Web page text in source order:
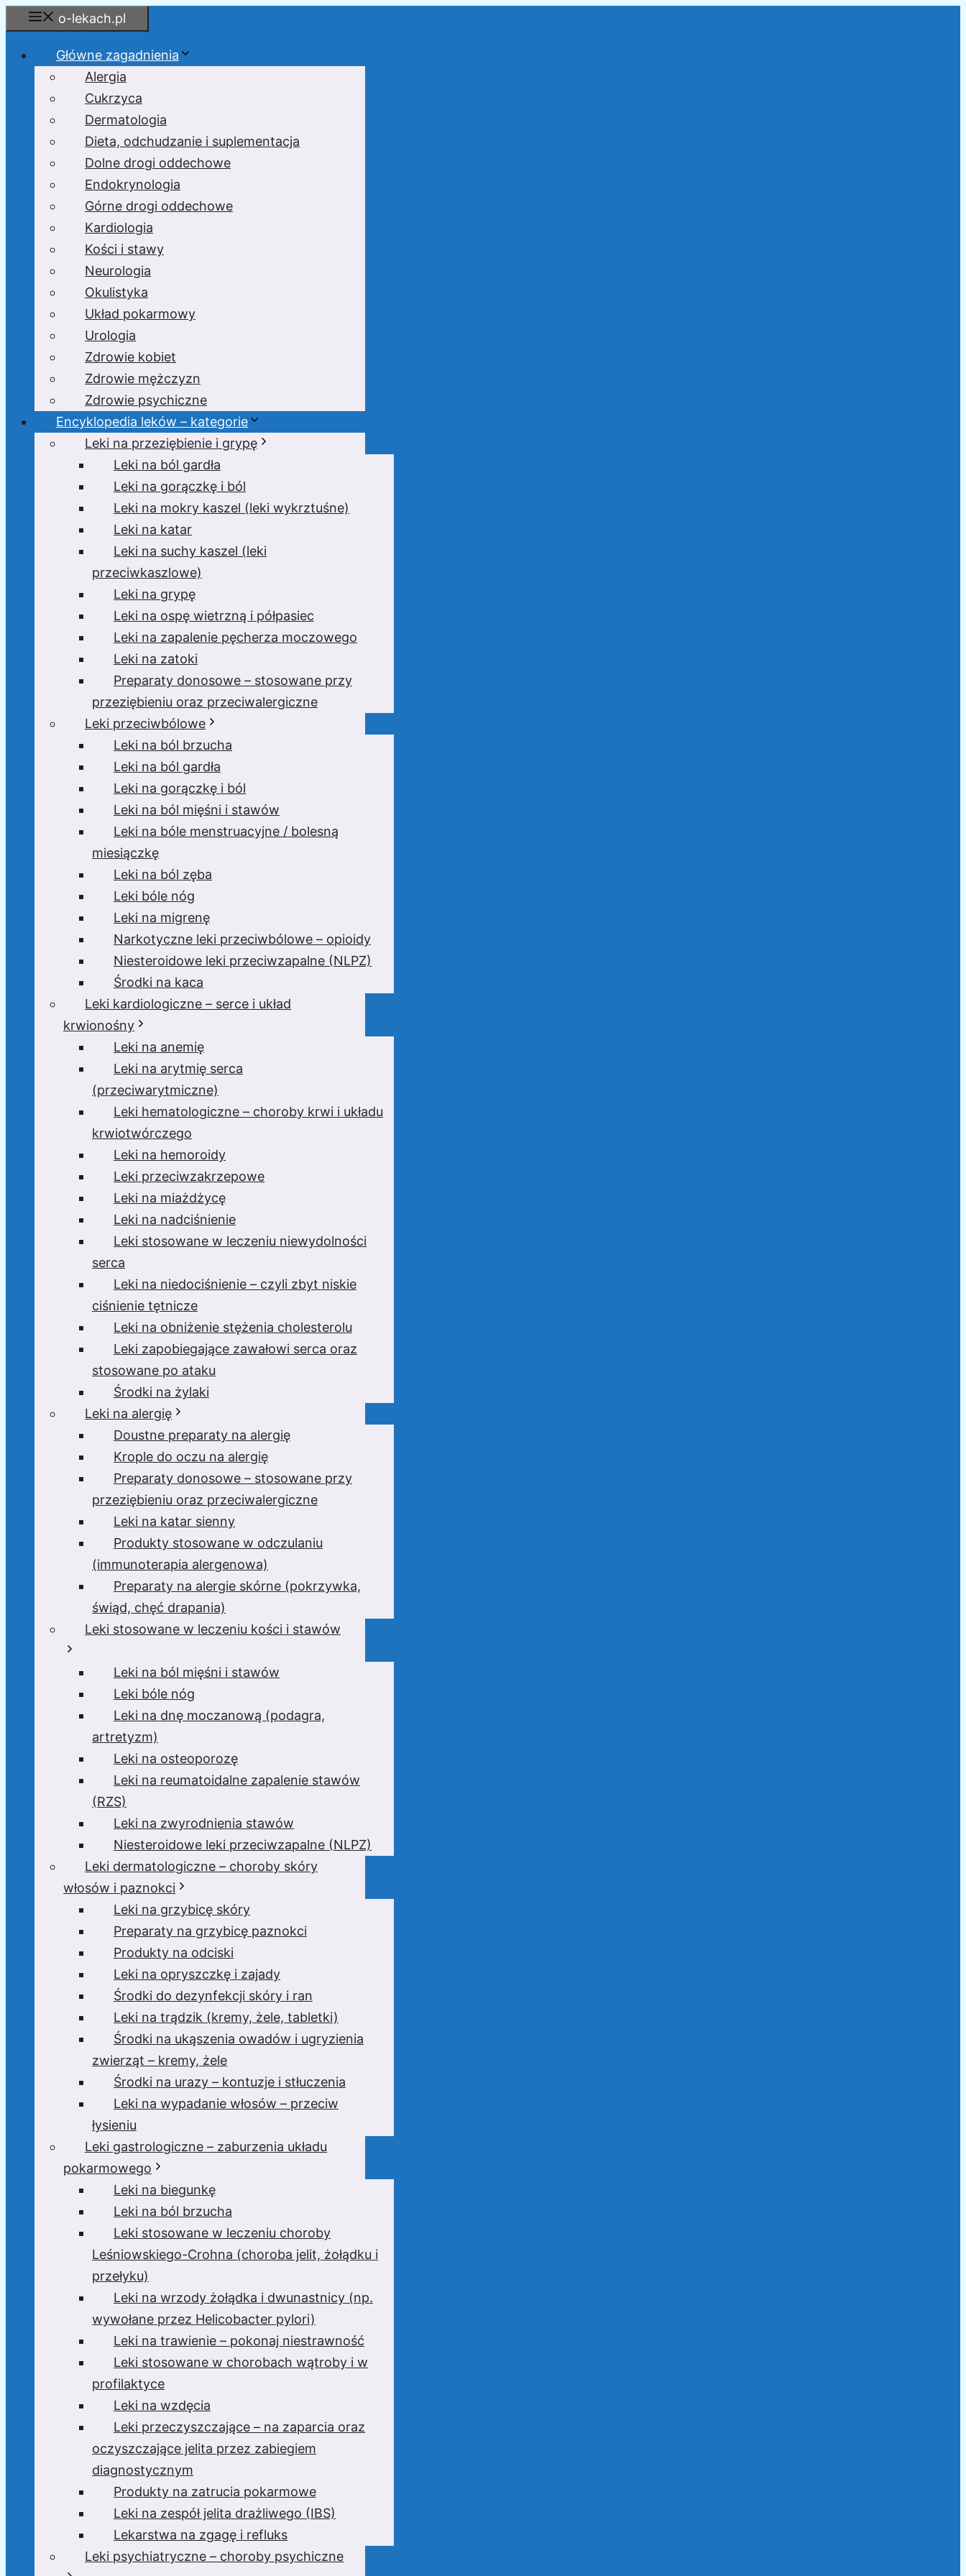
Przejdź
do
o-lekach.pl
Główne zagadnienia
Alergia
Cukrzyca
Dermatologia
Dieta, odchudzanie i suplementacja
Dolne drogi oddechowe
Endokrynologia
Górne drogi oddechowe
Kardiologia
Kości i stawy
Neurologia
Okulistyka
Układ pokarmowy
Urologia
Zdrowie kobiet
Zdrowie mężczyzn
Zdrowie psychiczne
Encyklopedia leków – kategorie
Leki na przeziębienie i grypę
Leki na ból gardła
Leki na gorączkę i ból
Leki na mokry kaszel (leki wykrztuśne)
Leki na katar
Leki na suchy kaszel (leki
przeciwkaszlowe)
Leki na grypę
Leki na ospę wietrzną i półpasiec
Leki na zapalenie pęcherza moczowego
Leki na zatoki
Preparaty donosowe – stosowane przy
przeziębieniu oraz przeciwalergiczne
Leki przeciwbólowe
Leki na ból brzucha
Leki na ból gardła
Leki na gorączkę i ból
Leki na ból mięśni i stawów
Leki na bóle menstruacyjne / bolesną
miesiączkę
Leki na ból zęba
Leki bóle nóg
Leki na migrenę
Narkotyczne leki przeciwbólowe – opioidy
Niesteroidowe leki przeciwzapalne (NLPZ)
Środki na kaca
Leki kardiologiczne – serce i układ
krwionośny
Leki na anemię
Leki na arytmię serca
(przeciwarytmiczne)
Leki hematologiczne – choroby krwi i układu
krwiotwórczego
Leki na hemoroidy
Leki przeciwzakrzepowe
Leki na miażdżycę
Leki na nadciśnienie
Leki stosowane w leczeniu niewydolności
serca
Leki na niedociśnienie – czyli zbyt niskie
ciśnienie tętnicze
Leki na obniżenie stężenia cholesterolu
Leki zapobiegające zawałowi serca oraz
stosowane po ataku
Środki na żylaki
Leki na alergię
Doustne preparaty na alergię
Krople do oczu na alergię
Preparaty donosowe – stosowane przy
przeziębieniu oraz przeciwalergiczne
Leki na katar sienny
Produkty stosowane w odczulaniu
(immunoterapia alergenowa)
Preparaty na alergie skórne (pokrzywka,
świąd, chęć drapania)
Leki stosowane w leczeniu kości i stawów
Leki na ból mięśni i stawów
Leki bóle nóg
Leki na dnę moczanową (podagra,
artretyzm)
Leki na osteoporozę
Leki na reumatoidalne zapalenie stawów
(RZS)
Leki na zwyrodnienia stawów
Niesteroidowe leki przeciwzapalne (NLPZ)
Leki dermatologiczne – choroby skóry
włosów i paznokci
Leki na grzybicę skóry
Preparaty na grzybicę paznokci
Produkty na odciski
Leki na opryszczkę i zajady
Środki do dezynfekcji skóry i ran
Leki na trądzik (kremy, żele, tabletki)
Środki na ukąszenia owadów i ugryzienia
zwierząt – kremy, żele
Środki na urazy – kontuzje i stłuczenia
Leki na wypadanie włosów – przeciw
łysieniu
Leki gastrologiczne – zaburzenia układu
pokarmowego
Leki na biegunkę
Leki na ból brzucha
Leki stosowane w leczeniu choroby
Leśniowskiego-Crohna (choroba jelit, żołądku i
przełyku)
Leki na wrzody żołądka i dwunastnicy (np.
wywołane przez Helicobacter pylori)
Leki na trawienie – pokonaj niestrawność
Leki stosowane w chorobach wątroby i w
profilaktyce
Leki na wzdęcia
Leki przeczyszczające – na zaparcia oraz
oczyszczające jelita przez zabiegiem
diagnostycznym
Produkty na zatrucia pokarmowe
Leki na zespół jelita drażliwego (IBS)
Lekarstwa na zgagę i refluks
Leki psychiatryczne – choroby psychiczne